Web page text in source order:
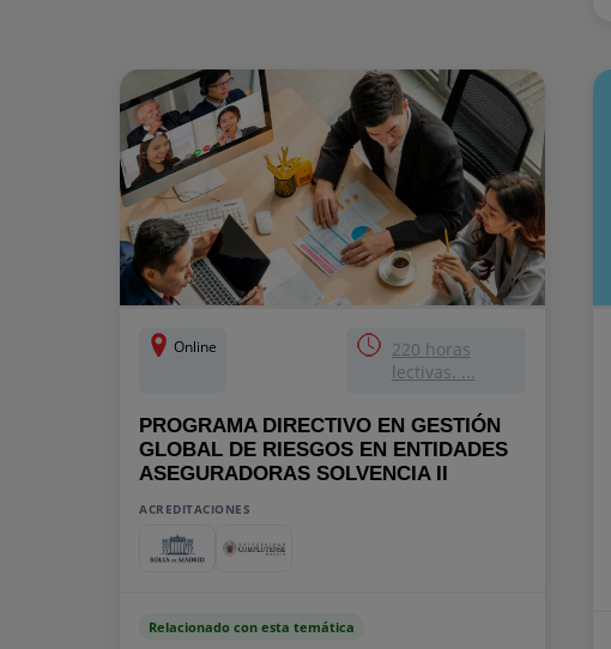
Online
220 horas
lectivas. ...
PROGRAMA DIRECTIVO EN GESTIÓN
GLOBAL DE RIESGOS EN ENTIDADES
ASEGURADORAS SOLVENCIA II
ACREDITACIONES
Relacionado con esta temática